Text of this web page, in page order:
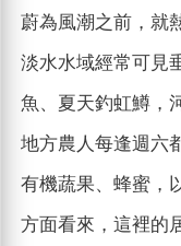
蔚為風潮之前，就
淡水水域經常可見
魚、夏天釣虹鱒，
地方農人每逢週六
有機蔬果、蜂蜜，
方面看來，這裡的